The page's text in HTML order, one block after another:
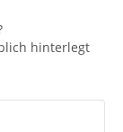
hinterlegt